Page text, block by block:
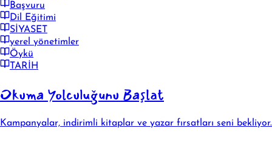
Başvuru
Dil Eğitimi
SİYASET
yerel yönetimler
Öykü
TARİH
Okuma Yolculuğunu Başlat
Kampanyalar, indirimli kitaplar ve yazar fırsatları seni bekliyor.